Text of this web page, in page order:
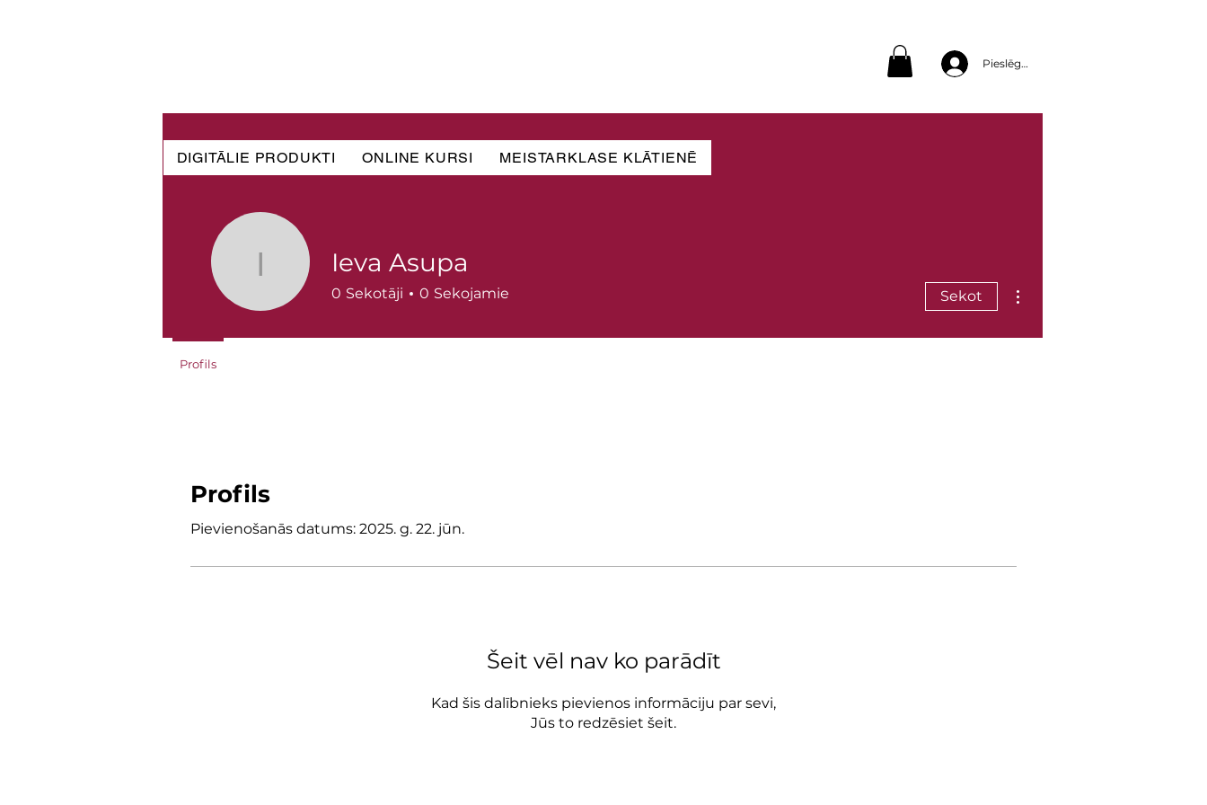
Pieslēgties
DIGITĀLIE PRODUKTI ONLINE KURSI MEISTARKLASE KLĀTIENĒ
Profils
Pievienošanās datums: 2025. g. 22. jūn.
Šeit vēl nav ko parādīt
Kad šis dalībnieks pievienos informāciju par sevi,
Jūs to redzēsiet šeit.
Ieva Asupa
Ieva Asupa
0 Sekotāji 0 Sekojamie Sekot
Profils